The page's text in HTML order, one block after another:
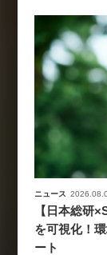
ニュース
【日本総研
を可視化！
ート